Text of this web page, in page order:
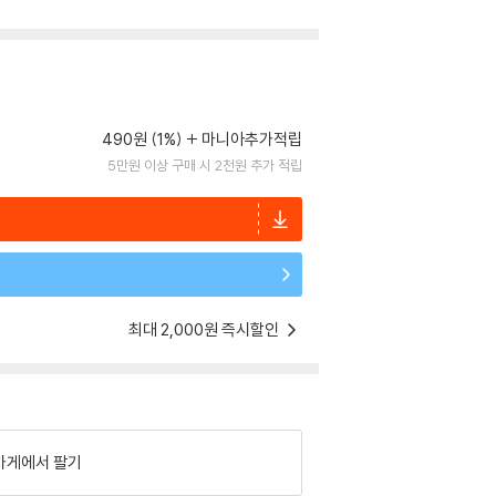
490원 (1%) 마니아추가적립
5만원 이상 구매 시 2천원 추가 적립
최대 2,000원 즉시할인
게에서 팔기